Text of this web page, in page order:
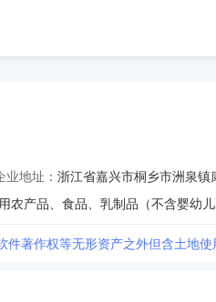
业地址： 浙江省嘉兴市桐乡市洲泉镇
著作权等无形资产之外但含土地